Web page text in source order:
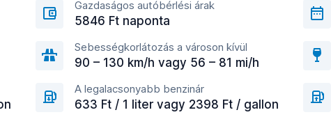
Gazdaságos autóbérlési árak
5846 Ft naponta
Sebességkorlátozás a városon kívül
90 – 130 km/h vagy 56 – 81 mi/h
A legalacsonyabb benzinár
633 Ft / 1 liter vagy 2398 Ft / gallon